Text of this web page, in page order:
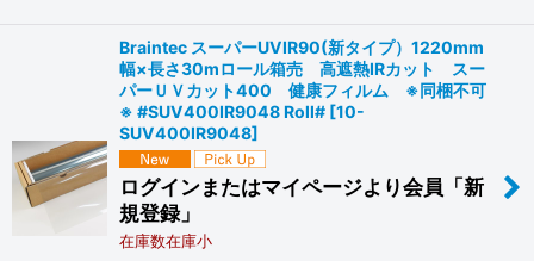
Braintec スーパーUVIR90(新タイプ）1220mm
幅×長さ30mロール箱売 高遮熱IRカット スー
パーＵＶカット400 健康フィルム ※同梱不可
※ #SUV400IR9048 Roll# [10-
SUV400IR9048]
ログインまたはマイページより会員「新
規登録」
在庫数在庫小